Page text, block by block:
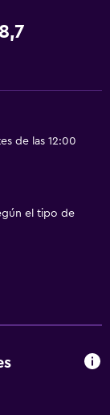
8,7
de las 12:00
el tipo de